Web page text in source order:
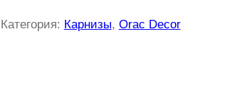
Категория: Карнизы, Orac Decor